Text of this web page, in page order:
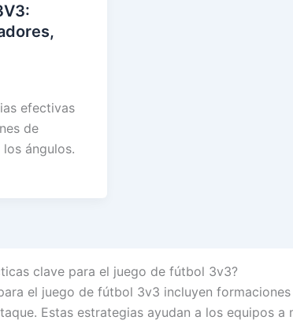
efectivas
de
ángulos.
clave para el juego de fútbol 3v3?
el juego de fútbol 3v3 incluyen
Estas estrategias ayudan a los equipos